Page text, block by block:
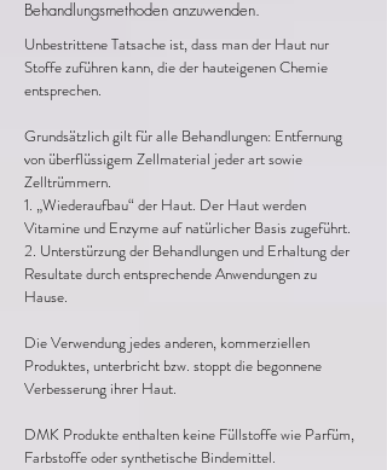
Behandlungsmethoden anzuwenden.
Unbestrittene Tatsache ist, dass man der Haut nur
Stoffe zuführen kann, die der hauteigenen Chemie
entsprechen.
Grundsätzlich gilt für alle Behandlungen: Entfernung
von überflüssigem Zellmaterial jeder art sowie
Zelltrümmern.
1. „Wiederaufbau“ der Haut. Der Haut werden
Vitamine und Enzyme auf natürlicher Basis zugeführt.
2. Unterstürzung der Behandlungen und Erhaltung der
Resultate durch entsprechende Anwendungen zu
Hause.
Die Verwendung jedes anderen, kommerziellen
Produktes, unterbricht bzw. stoppt die begonnene
Verbesserung ihrer Haut.
DMK Produkte enthalten keine Füllstoffe wie Parfüm,
Farbstoffe oder synthetische Bindemittel.